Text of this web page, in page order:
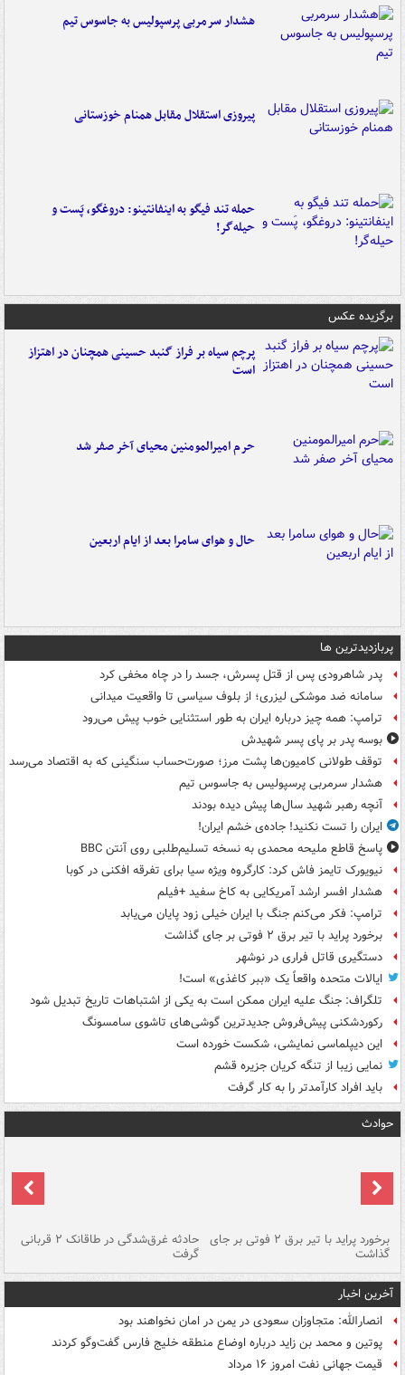
هشدار سرمربی پرسپولیس به جاسوس تیم
پیروزی استقلال مقابل همنام خوزستانی
حمله تند فیگو به اینفانتینو: دروغگو، پَست‌ و
حیله‌گر!
برگزیده عکس
پرچم سیاه بر فراز گنبد حسینی همچنان در اهتزاز
است
حرم امیرالمومنین محیای آخر صفر شد
حال و هوای سامرا بعد از ایام اربعین
پربازدیدترین ها
پدر شاهرودی پس از قتل پسرش، جسد را در چاه مخفی کرد
سامانه ضد موشکی لیزری؛ از بلوف سیاسی تا واقعیت میدانی
ترامپ: همه چیز درباره ایران به طور استثنایی خوب پیش می‌رود
بوسه‌ پدر بر پای پسر شهیدش
توقف طولانی کامیون‌ها پشت مرز؛ صورت‌حساب سنگینی که به اقتصاد می‌رسد
هشدار سرمربی پرسپولیس به جاسوس تیم
آنچه رهبر شهید سال‌ها پیش دیده بودند
ایران را تست نکنید! جاده‌ی خشم ایران!
پاسخ قاطع ملیحه محمدی به نسخه تسلیم‌طلبی روی آنتن BBC
نیویورک تایمز فاش کرد: کارگروه ویژه سیا برای تفرقه افکنی در کوبا
هشدار افسر ارشد آمریکایی به کاخ سفید +فیلم
ترامپ: فکر می‌کنم جنگ با ایران خیلی زود پایان می‌یابد
برخورد پراید با تیر برق ۲ فوتی بر جای گذاشت
دستگیری قاتل فراری در نوشهر
ایالات متحده واقعاً یک «ببر کاغذی» است!
تلگراف: جنگ علیه ایران ممکن است به یکی از اشتباهات تاریخ تبدیل شود
رکوردشکنی پیش‌فروش جدیدترین گوشی‌های تاشوی سامسونگ
این دیپلماسی نمایشی، شکست خورده است
نمایی زیبا از تنگه کریان جزیره قشم
باید افراد کارآمدتر را به کار گرفت
حوادث
برخورد پراید با تیر برق ۲ فوتی بر جای
گذاشت
حادثه غرق‌شدگی در طاقانک ۲ قربانی
گرفت
آخرین اخبار
انصارالله: متجاوزان سعودی در یمن در امان نخواهند بود
پوتین و محمد بن زاید درباره اوضاع منطقه خلیج فارس گفت‌وگو کردند
قیمت جهانی نفت امروز ۱۶ مرداد